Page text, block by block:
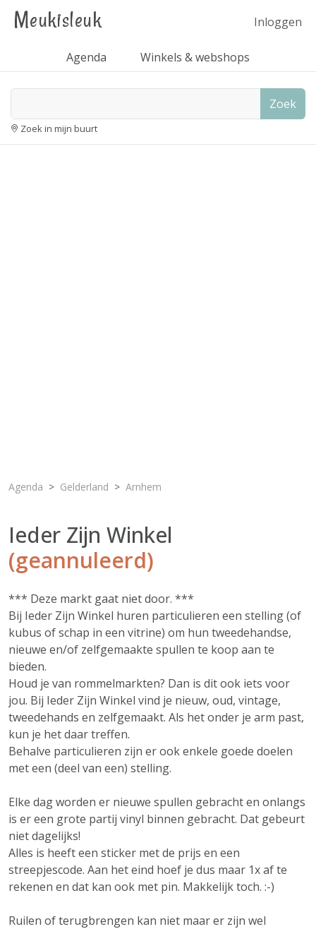
Meukisleuk Inloggen
Agenda Winkels & webshops
Zoek
Zoek in mijn buurt
Agenda Gelderland Arnhem
Ieder Zijn Winkel
(geannuleerd)
*** Deze markt gaat niet door. ***
Bij Ieder Zijn Winkel huren particulieren een stelling (of
kubus of schap in een vitrine) om hun tweedehandse,
nieuwe en/of zelfgemaakte spullen te koop aan te
bieden.
Houd je van rommelmarkten? Dan is dit ook iets voor
jou. Bij Ieder Zijn Winkel vind je nieuw, oud, vintage,
tweedehands en zelfgemaakt. Als het onder je arm past,
kun je het daar treffen.
Behalve particulieren zijn er ook enkele goede doelen
met een (deel van een) stelling.
Elke dag worden er nieuwe spullen gebracht en onlangs
is er een grote partij vinyl binnen gebracht. Dat gebeurt
niet dagelijks!
Alles is heeft een sticker met de prijs en een
streepjescode. Aan het eind hoef je dus maar 1x af te
rekenen en dat kan ook met pin. Makkelijk toch. :-)
Ruilen of terugbrengen kan niet maar er zijn wel